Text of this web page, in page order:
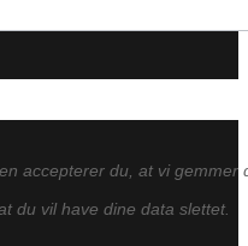
accepterer du, at vi gemmer
du vil have dine data slettet.